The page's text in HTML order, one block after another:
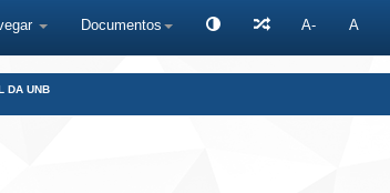
Documentos A- A
DA UNB